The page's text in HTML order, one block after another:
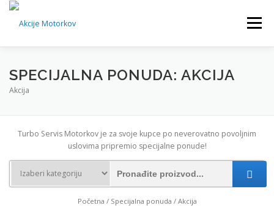
Skip
content
Menu
POČETNA SPECIJALNA PONUDA KONTAKT
SPECIJALNA PONUDA: AKCIJA
Akcija
Turbo Servis Motorkov je za svoje kupce po neverovatno povoljnim
uslovima pripremio specijalne ponude!
Početna / Specijalna ponuda / Akcija